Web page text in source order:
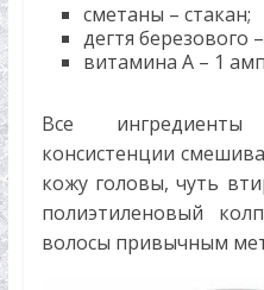
сметаны – стакан;
дегтя березового
витамина А – 1
Все
консистенции
кожу головы, чуть
полиэтиленовый
волосы привычным